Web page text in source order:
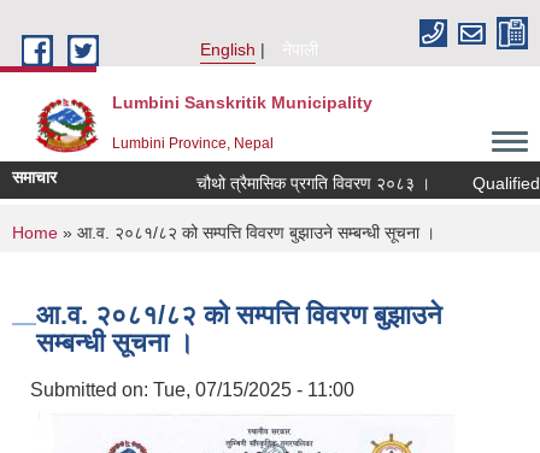
English
नेपाली
Lumbini Sanskritik Municipality
Lumbini Province, Nepal
समाचार चौथो त्रैमासिक प्रगति विवरण २०८३ । Qualified
You are here
Home » आ.व. २०८१/८२ को सम्पत्ति विवरण बुझाउने सम्बन्धी सूचना ।
आ.व. २०८१/८२ को सम्पत्ति विवरण बुझाउने
सम्बन्धी सूचना ।
Submitted on: Tue, 07/15/2025 - 11:00